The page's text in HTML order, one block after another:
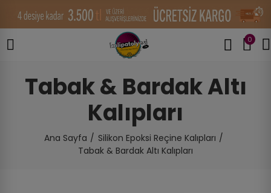
0
Tabak & Bardak Altı
Kalıpları
Ana Sayfa
Silikon Epoksi Reçine Kalıpları
Tabak & Bardak Altı Kalıpları